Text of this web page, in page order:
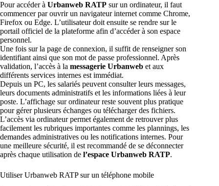
Pour accéder à Urbanweb RATP sur un ordinateur, il faut
commencer par ouvrir un navigateur internet comme Chrome,
Firefox ou Edge. L’utilisateur doit ensuite se rendre sur le
portail officiel de la plateforme afin d’accéder à son espace
personnel.
Une fois sur la page de connexion, il suffit de renseigner son
identifiant ainsi que son mot de passe professionnel. Après
validation, l’accès à la messagerie Urbanweb et aux
différents services internes est immédiat.
Depuis un PC, les salariés peuvent consulter leurs messages,
leurs documents administratifs et les informations liées à leur
poste. L’affichage sur ordinateur reste souvent plus pratique
pour gérer plusieurs échanges ou télécharger des fichiers.
L’accès via ordinateur permet également de retrouver plus
facilement les rubriques importantes comme les plannings, les
demandes administratives ou les notifications internes. Pour
une meilleure sécurité, il est recommandé de se déconnecter
après chaque utilisation de l’espace Urbanweb RATP.
Utiliser Urbanweb RATP sur un téléphone mobile